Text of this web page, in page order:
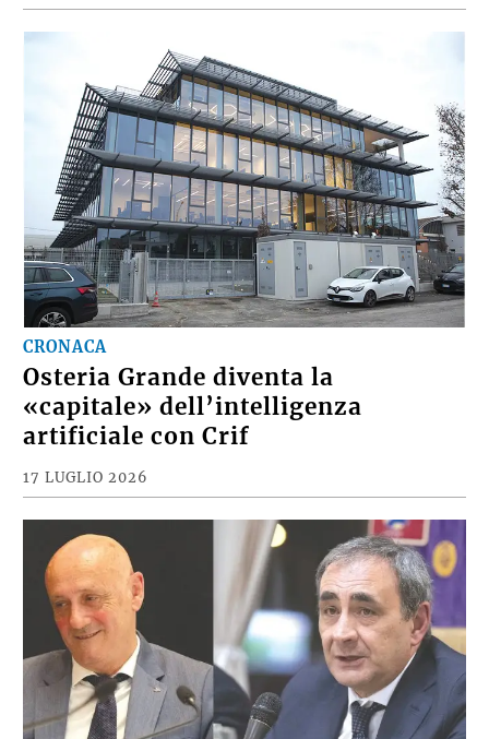
CRONACA
Osteria Grande diventa la
«capitale» dell’intelligenza
artificiale con Crif
17 LUGLIO 2026